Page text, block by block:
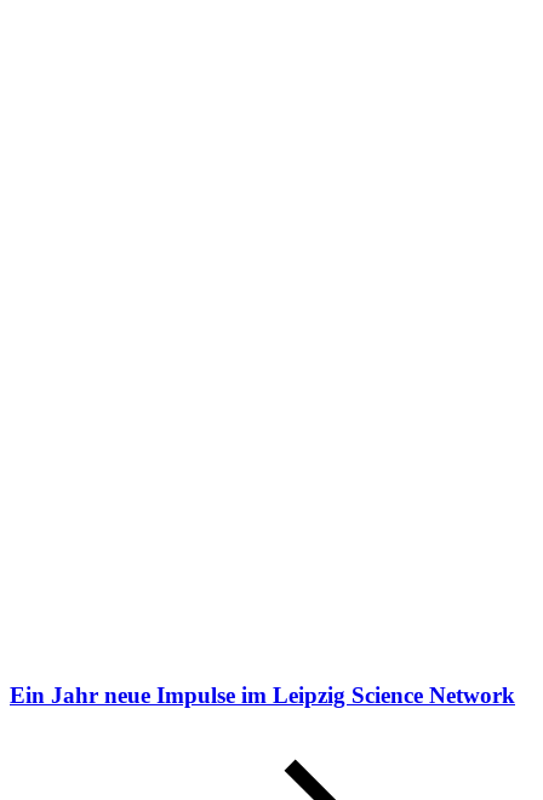
Ein Jahr neue Impulse im Leipzig Science Network